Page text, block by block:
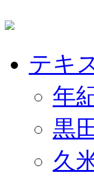
テキ
年
黒
久